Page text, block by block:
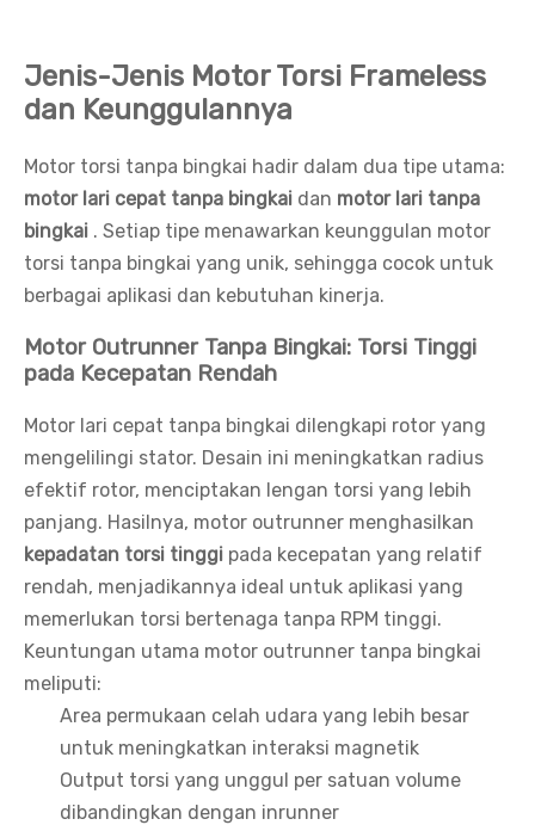
Jenis-Jenis Motor Torsi Frameless
dan Keunggulannya
Motor torsi tanpa bingkai hadir dalam dua tipe utama:
motor lari cepat tanpa bingkai dan motor lari tanpa
bingkai . Setiap tipe menawarkan keunggulan motor
torsi tanpa bingkai yang unik, sehingga cocok untuk
berbagai aplikasi dan kebutuhan kinerja.
Motor Outrunner Tanpa Bingkai: Torsi Tinggi
pada Kecepatan Rendah
Motor lari cepat tanpa bingkai dilengkapi rotor yang
mengelilingi stator. Desain ini meningkatkan radius
efektif rotor, menciptakan lengan torsi yang lebih
panjang. Hasilnya, motor outrunner menghasilkan
kepadatan torsi tinggi pada kecepatan yang relatif
rendah, menjadikannya ideal untuk aplikasi yang
memerlukan torsi bertenaga tanpa RPM tinggi.
Keuntungan utama motor outrunner tanpa bingkai
meliputi:
Area permukaan celah udara yang lebih besar
untuk meningkatkan interaksi magnetik
Output torsi yang unggul per satuan volume
dibandingkan dengan inrunner